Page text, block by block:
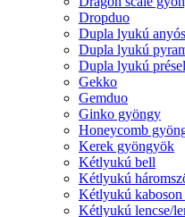
Dropduo
Dupla lyukú
Dupla lyukú
Dupla lyukú
Gekko
Gemduo
Ginko gyöngy
Honeycomb
Kerek gyöngyök
Kétlyukú bell
Kétlyukú
Kétlyukú kaboson
Kétlyukú lencse/